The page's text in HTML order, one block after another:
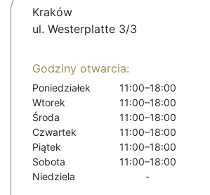
Kraków
ul. Westerplatte 3/3
Godziny otwarcia:
Poniedziałek
11:00–18:00
Wtorek
11:00–18:00
Środa
11:00–18:00
Czwartek
11:00–18:00
Piątek
11:00–18:00
Sobota
11:00–18:00
Niedziela
-